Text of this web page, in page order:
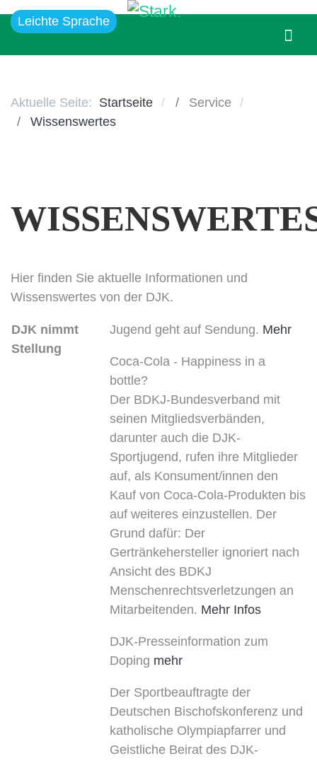
Leichte Sprache
Aktuelle Seite: Startseite
Service
Wissenswertes
Hier finden Sie aktuelle Informationen und
Wissenswertes von der DJK.
DJK nimmt
Stellung
Jugend geht auf Sendung. Mehr
Coca-Cola - Happiness in a
bottle?
Der BDKJ-Bundesverband mit
seinen Mitgliedsverbänden,
darunter auch die DJK-
Sportjugend, rufen ihre Mitglieder
auf, als Konsument/innen den
Kauf von Coca-Cola-Produkten bis
auf weiteres einzustellen. Der
Grund dafür: Der
Gertränkehersteller ignoriert nach
Ansicht des BDKJ
Menschenrechtsverletzungen an
Mitarbeitenden. Mehr Infos
DJK-Presseinformation zum
Doping mehr
Der Sportbeauftragte der
Deutschen Bischofskonferenz und
katholische Olympiapfarrer und
Geistliche Beirat des DJK-